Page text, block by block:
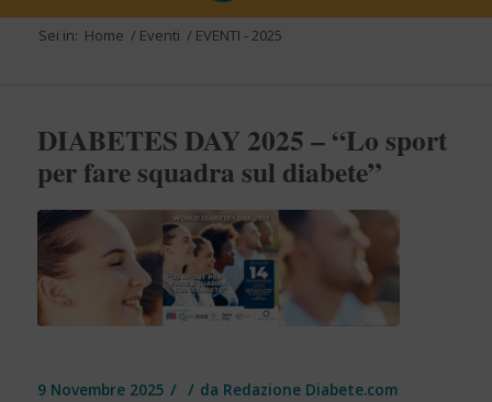
Sei in: Home / Eventi / EVENTI - 2025
DIABETES DAY 2025 – “Lo sport
per fare squadra sul diabete”
9 Novembre 2025 / / da Redazione Diabete.com